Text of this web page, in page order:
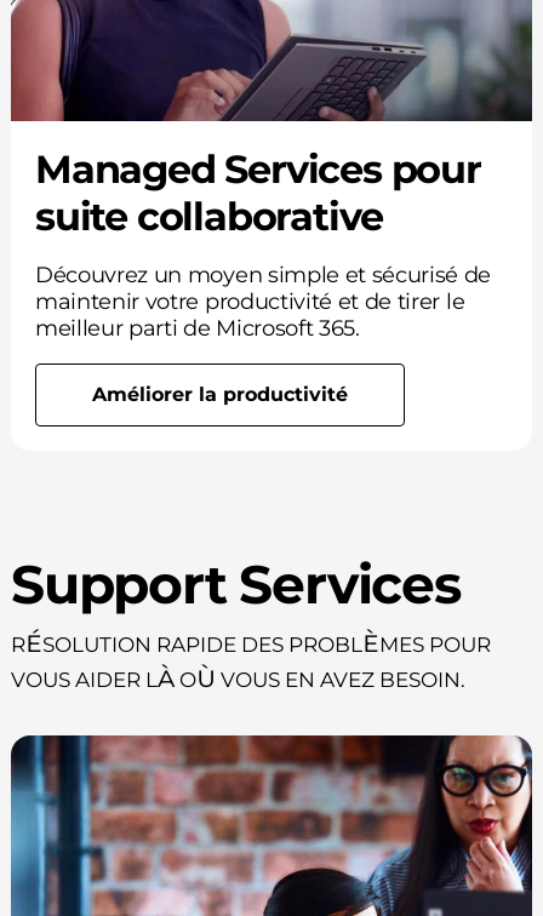
Managed Services pour
suite collaborative
Découvrez un moyen simple et sécurisé de
maintenir votre productivité et de tirer le
meilleur parti de Microsoft 365.
Améliorer la productivité
Support Services
Résolution rapide des problèmes pour
vous aider là où vous en avez besoin.